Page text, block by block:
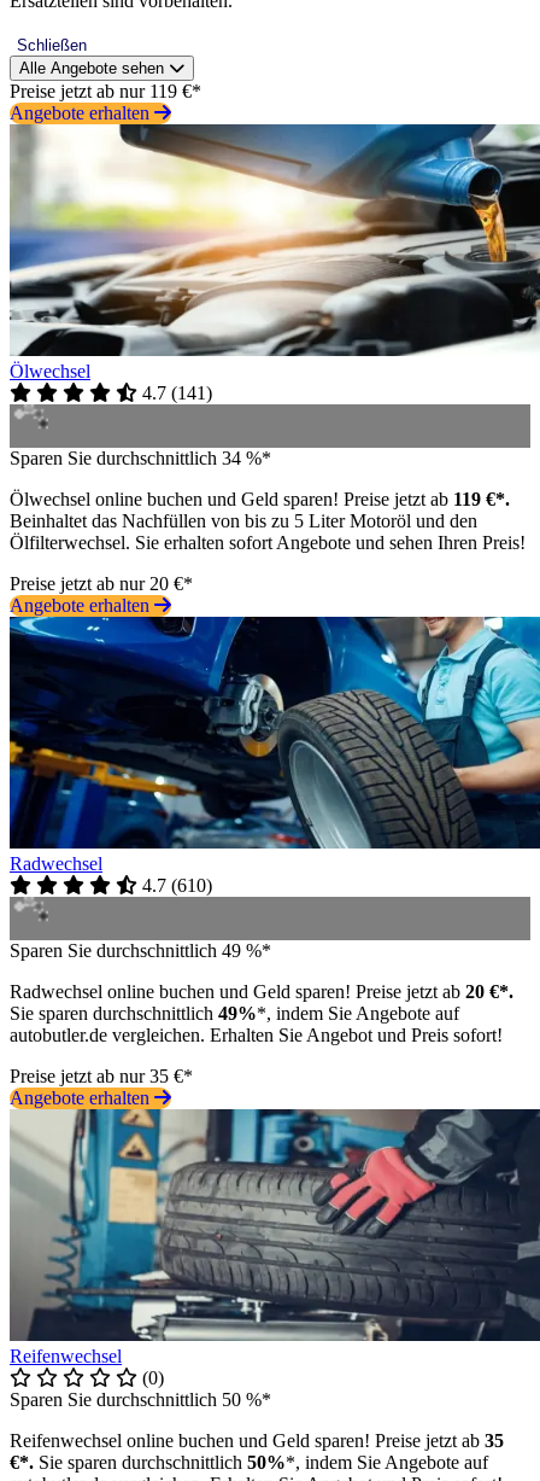
Schließen
Alle Angebote sehen
Preise jetzt ab nur 119 €*
Angebote erhalten
Ölwechsel
4.7 (141)
Sparen Sie durchschnittlich 34 %*
Ölwechsel online buchen und Geld sparen! Preise jetzt ab 119 €*.
Beinhaltet das Nachfüllen von bis zu 5 Liter Motoröl und den
Ölfilterwechsel. Sie erhalten sofort Angebote und sehen Ihren Preis!
Preise jetzt ab nur 20 €*
Angebote erhalten
Radwechsel
4.7 (610)
Sparen Sie durchschnittlich 49 %*
Radwechsel online buchen und Geld sparen! Preise jetzt ab 20 €*.
Sie sparen durchschnittlich 49%*, indem Sie Angebote auf
autobutler.de vergleichen. Erhalten Sie Angebot und Preis sofort!
Preise jetzt ab nur 35 €*
Angebote erhalten
Reifenwechsel
(0)
Sparen Sie durchschnittlich 50 %*
Reifenwechsel online buchen und Geld sparen! Preise jetzt ab 35
€*. Sie sparen durchschnittlich 50%*, indem Sie Angebote auf